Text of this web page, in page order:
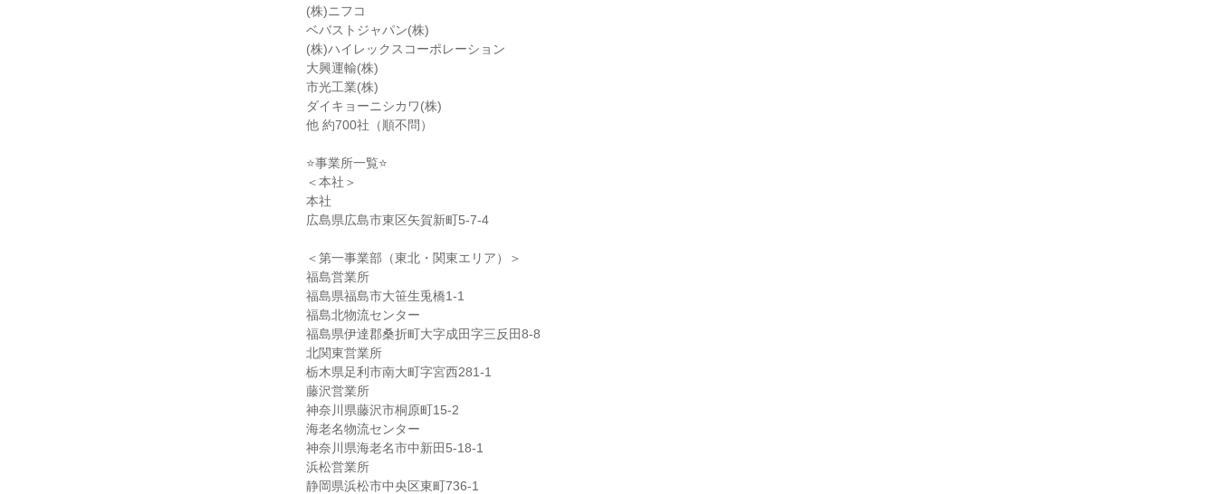
(株)ニフコ
ベバストジャパン(株)
(株)ハイレックスコーポレーション
大興運輸(株)
市光工業(株)
ダイキョーニシカワ(株)
他 約700社（順不問）
⭐事業所一覧⭐
＜本社＞
本社
広島県広島市東区矢賀新町5-7-4
＜第一事業部（東北・関東エリア）＞
福島営業所
福島県福島市大笹生兎橋1-1
福島北物流センター
福島県伊達郡桑折町大字成田字三反田8-8
北関東営業所
栃木県足利市南大町字宮西281-1
藤沢営業所
神奈川県藤沢市桐原町15-2
海老名物流センター
神奈川県海老名市中新田5-18-1
浜松営業所
静岡県浜松市中央区東町736-1